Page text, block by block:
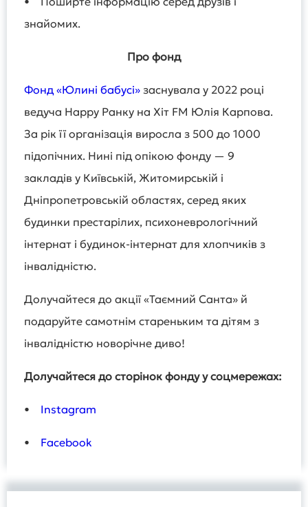
знайомих.
Про фонд
Фонд «Юлині бабусі» заснувала у 2022 році
ведуча Happy Ранку на Хіт FM Юлія Карпова.
За рік її організація виросла з 500 до 1000
підопічних. Нині під опікою фонду — 9
закладів у Київській, Житомирській і
Дніпропетровській областях, серед яких
будинки престарілих, психоневрологічний
інтернат і будинок-інтернат для хлопчиків з
інвалідністю.
Долучайтеся до акції «Таємний Санта» й
подаруйте самотнім стареньким та дітям з
інвалідністю новорічне диво!
Долучайтеся до сторінок фонду у соцмережах:
• Instagram
• Facebook